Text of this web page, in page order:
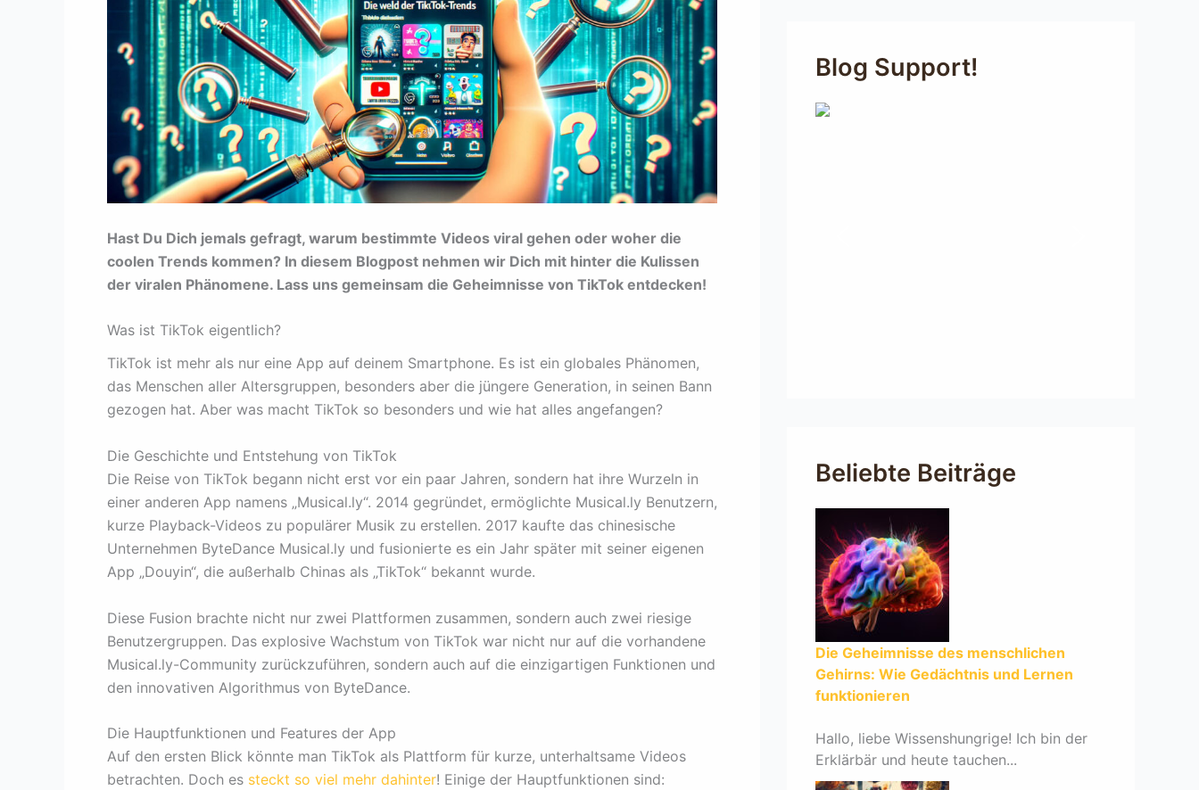
Hast Du Dich jemals gefragt, warum bestimmte Videos viral gehen oder woher die
coolen Trends kommen? In diesem Blogpost nehmen wir Dich mit hinter die Kulissen
der viralen Phänomene. Lass uns gemeinsam die Geheimnisse von TikTok entdecken!
Was ist TikTok eigentlich?
TikTok ist mehr als nur eine App auf deinem Smartphone. Es ist ein globales Phänomen,
das Menschen aller Altersgruppen, besonders aber die jüngere Generation, in seinen Bann
gezogen hat. Aber was macht TikTok so besonders und wie hat alles angefangen?
Die Geschichte und Entstehung von TikTok
Die Reise von TikTok begann nicht erst vor ein paar Jahren, sondern hat ihre Wurzeln in
einer anderen App namens „Musical.ly“. 2014 gegründet, ermöglichte Musical.ly Benutzern,
kurze Playback-Videos zu populärer Musik zu erstellen. 2017 kaufte das chinesische
Unternehmen ByteDance Musical.ly und fusionierte es ein Jahr später mit seiner eigenen
App „Douyin“, die außerhalb Chinas als „TikTok“ bekannt wurde.
Diese Fusion brachte nicht nur zwei Plattformen zusammen, sondern auch zwei riesige
Benutzergruppen. Das explosive Wachstum von TikTok war nicht nur auf die vorhandene
Musical.ly-Community zurückzuführen, sondern auch auf die einzigartigen Funktionen und
den innovativen Algorithmus von ByteDance.
Die Hauptfunktionen und Features der App
Auf den ersten Blick könnte man TikTok als Plattform für kurze, unterhaltsame Videos
betrachten. Doch es steckt so viel mehr dahinter! Einige der Hauptfunktionen sind:
Blog Support!
Beliebte Beiträge
Die Geheimnisse des menschlichen
Gehirns: Wie Gedächtnis und Lernen
funktionieren
Hallo, liebe Wissenshungrige! Ich bin der
Erklärbär und heute tauchen...